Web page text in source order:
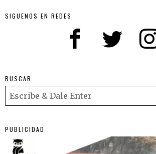
SIGUENOS EN REDES
BUSCAR
PUBLICIDAD